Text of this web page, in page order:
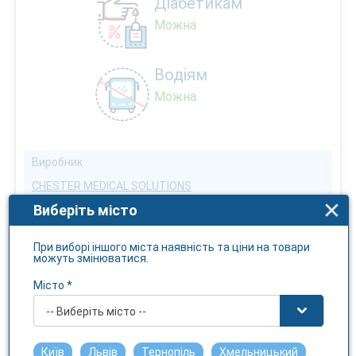
Можна
Водіям
Можна
Виробник
CHESTER MEDICAL SOLUTIONS
Ознака виробника
Країна виробника
Великобританія
Бренд
СМАРТ ОМЕГА
Первинна упаковка
Виберіть місто
При виборі іншого міста наявність та ціни на товари
можуть змінюватися.
Місто *
-- Виберіть місто --
Київ Львів Тернопіль Хмельницький